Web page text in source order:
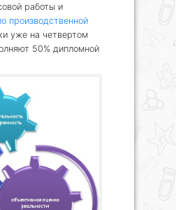
работы и
производственной
уже на четвертом
50% дипломной